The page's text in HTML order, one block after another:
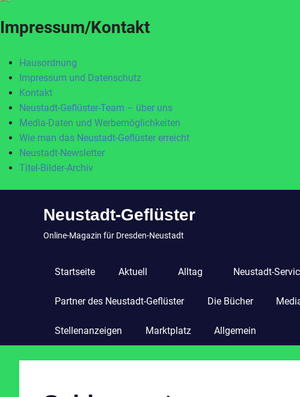
Impressum/Kontakt
Hausordnung
Impressum und Datenschutz
Kontakt
Neustadt-Geflüster-Team – über uns
Media-Daten und Werbemöglichkeiten
Wie man das Neustadt-Geflüster erreicht
Neustadt-Newsletter
Titel-Bilder-Archiv
Neustadt-Geflüster
Online-Magazin für Dresden-Neustadt
Startseite Aktuell Alltag Neustadt-
Partner des Neustadt-Geflüster Die Bücher
Stellenanzeigen Marktplatz Allgemein